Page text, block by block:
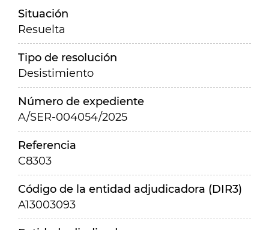
Situación
Resuelta
Tipo de resolución
Desistimiento
Número de expediente
A/SER-004054/2025
Referencia
C8303
Código de la entidad adjudicadora (DIR3)
A13003093